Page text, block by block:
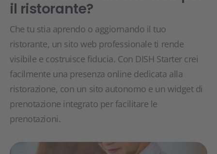
il ristorante?
Che tu stia aprendo o aggiornando il tuo
ristorante, un sito web professionale ti rende
visibile e costruisce fiducia. Con DISH Starter crei
facilmente una presenza online dedicata alla
ristorazione, con un sito autonomo e un widget di
prenotazione integrato per facilitare le
prenotazioni.